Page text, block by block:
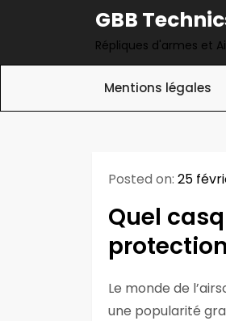
GBB
Répliques d'armes et
Mentions légales
Posted on: 25
Quel
Le monde de
une popularité